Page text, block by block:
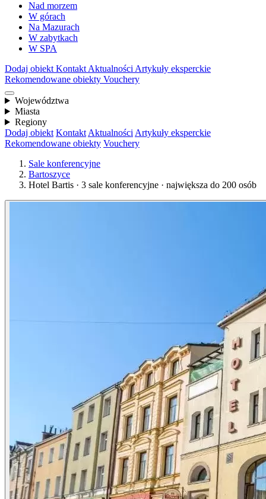
Nad morzem
W górach
Na Mazurach
W zabytkach
W SPA
Dodaj obiekt Kontakt Aktualności Artykuły eksperckie
Rekomendowane obiekty Vouchery
Województwa
Miasta
Regiony
Dodaj obiekt Kontakt Aktualności Artykuły eksperckie
Rekomendowane obiekty Vouchery
Sale konferencyjne
Bartoszyce
Hotel Bartis · 3 sale konferencyjne · największa do 200 osób